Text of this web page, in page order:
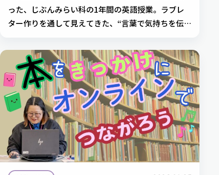
った、じぶんみらい科の1年間の英語授業。ラブレ
ター作りを通して見えてきた、“言葉で気持ちを伝え